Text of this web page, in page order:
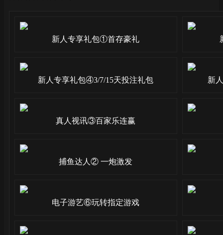
新人专享礼包①首存豪礼
新人专享礼包④3/7/15天投注礼包 新
真人视讯③百家乐连赢
捕鱼达人② 一炮激发
电子游艺⑥玩转指定游戏